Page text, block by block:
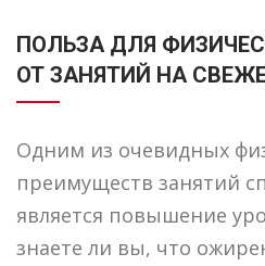
ПОЛЬЗА ДЛЯ
ОТ ЗАНЯТИЙ НА
Одним из очевидных
преимуществ занятий
является повышение
знаете ли вы, что